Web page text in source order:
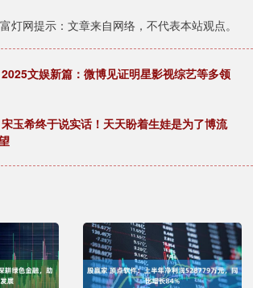
富灯网提示：文章来自网络，不代表本站观点。
文娱新篇：微博见证明星影视综艺等多领
玉希终于说实话！天天盼着生娃是为了博流